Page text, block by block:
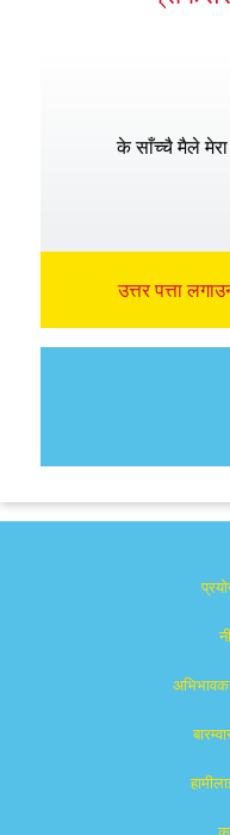
के साँच्चै मैले
उत्तर पत्ता